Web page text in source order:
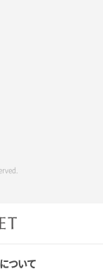
ついて